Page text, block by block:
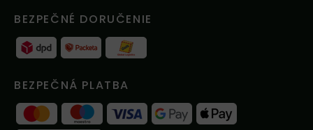
BEZPEČNÉ DORUČENIE
BEZPEČNÁ PLATBA